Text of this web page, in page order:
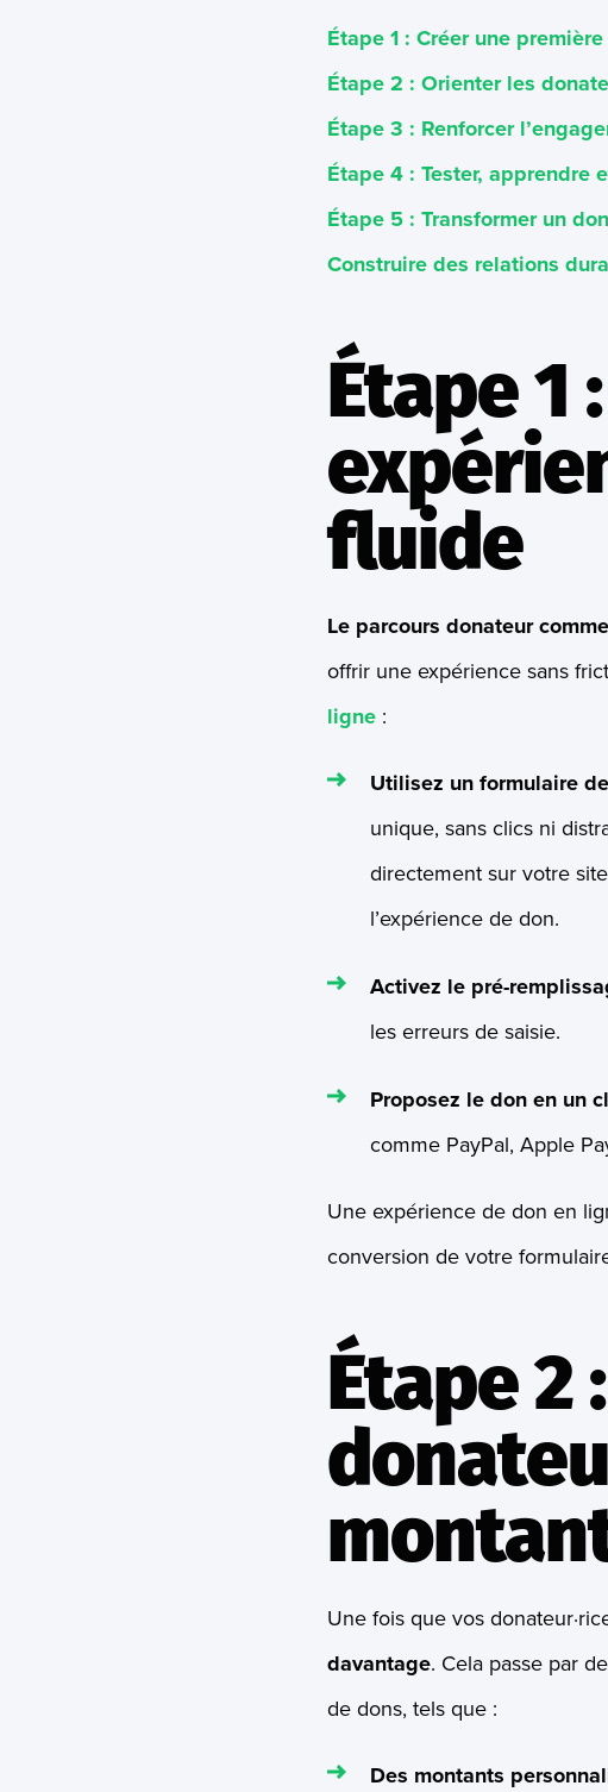
Étape 1 : Créer une
Étape 2 : Orienter les
Étape 3 : Renforcer
Étape 4 : Tester, apprendre
Étape 5 : Transformer un
Construire des relations
Étape 1
fluide
Le parcours donateur
offrir une expérience sans
ligne :
Utilisez un formulaire
unique, sans clics ni
directement sur votre
l’expérience de don.
Activez le pré-
les erreurs de saisie.
Proposez le don en un
comme PayPal, Apple
Une expérience de don en
conversion de votre
Étape 2
Une fois que vos
davantage. Cela passe par
de dons, tels que :
Des montants